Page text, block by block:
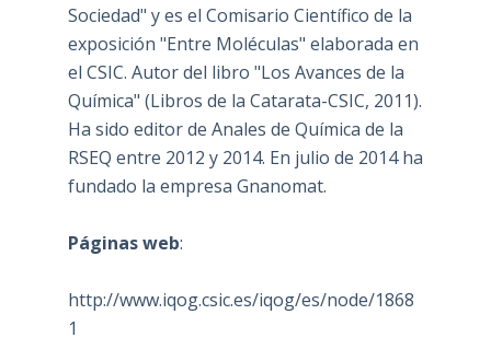
Sociedad" y es el Comisario Científico de la
exposición "Entre Moléculas" elaborada en
el CSIC. Autor del libro "Los Avances de la
Química" (Libros de la Catarata-CSIC, 2011).
Ha sido editor de Anales de Química de la
RSEQ entre 2012 y 2014. En julio de 2014 ha
fundado la empresa Gnanomat.
Páginas web:
http://www.iqog.csic.es/iqog/es/node/1868
1